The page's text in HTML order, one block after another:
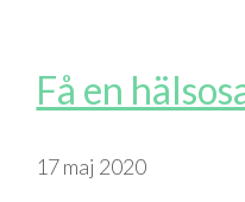
Få en
17 maj 2020